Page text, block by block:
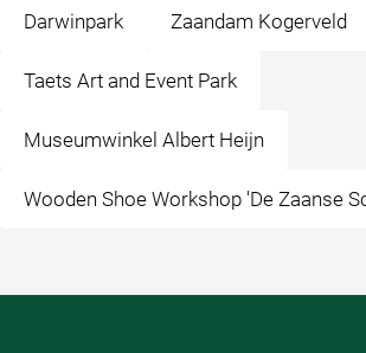
Darwinpark Zaandam Kogerveld
Taets Art and Event Park
Museumwinkel Albert Heijn
Wooden Shoe Workshop 'De Zaanse